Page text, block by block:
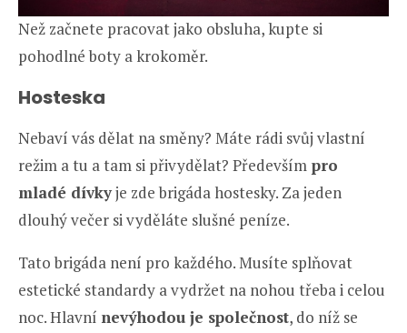
Než začnete pracovat jako obsluha, kupte si
pohodlné boty a krokoměr.
Hosteska
Nebaví vás dělat na směny? Máte rádi svůj vlastní
režim a tu a tam si přivydělat? Především pro
mladé dívkyje zde brigáda hostesky. Za jeden
dlouhý večer si vyděláte slušné peníze.
Tato brigáda není pro každého. Musíte splňovat
estetické standardy a vydržet na nohou třeba i celou
noc. Hlavní nevýhodou je společnost, do níž se